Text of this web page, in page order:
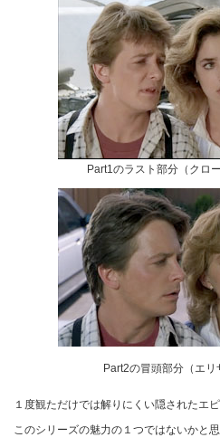
Part1のラスト部分（クロ
Part2の冒頭部分（エリ
１度観ただけでは解りにくい隠されたエ
このシリーズの魅力の１つではないかと思